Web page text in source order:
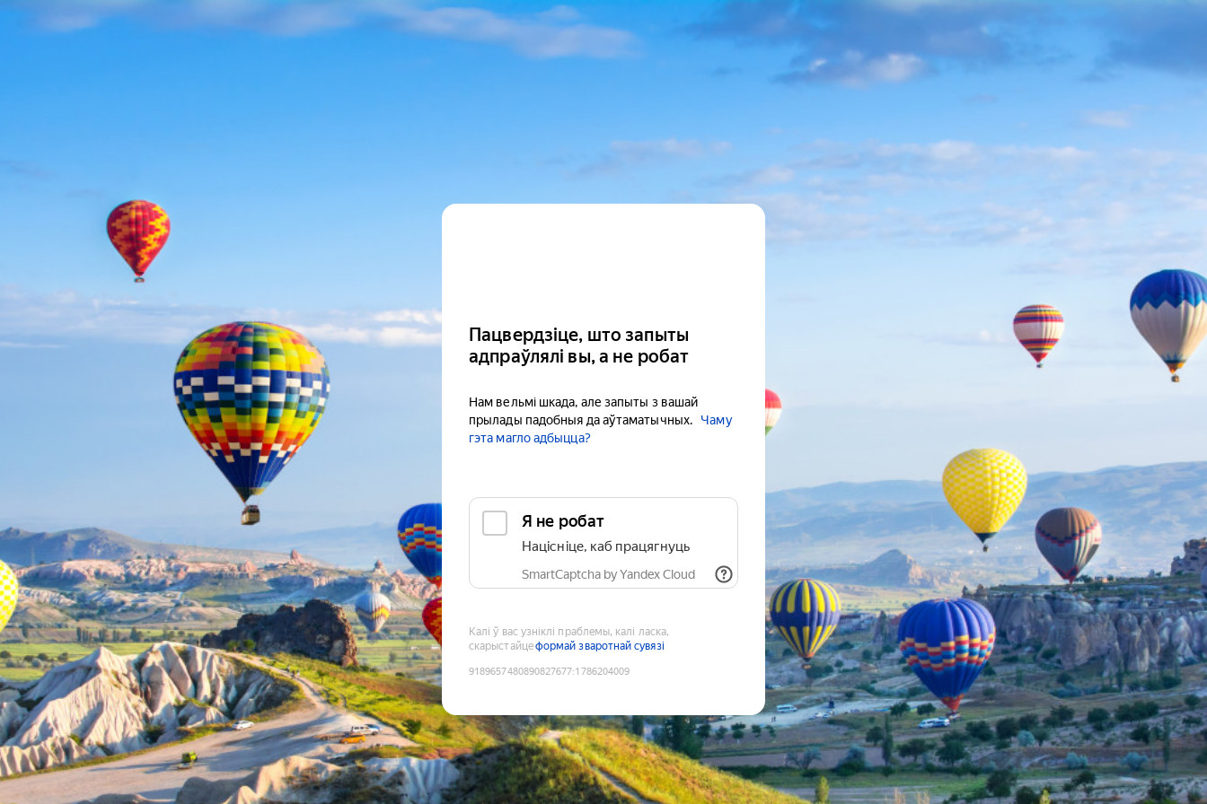
Пацвердзіце, што запыты
адпраўлялі вы, а не робат
Нам вельмі шкада, але запыты з вашай
прылады падобныя да аўтаматычных.
Чаму
гэта магло адбыцца?
Я не робат
Націсніце, каб працягнуць
SmartCaptcha by Yandex Cloud
Калі ў вас узніклі праблемы, калі ласка,
скарыстайцеформай зваротнай сувязі
9189657480890827677:1786204009